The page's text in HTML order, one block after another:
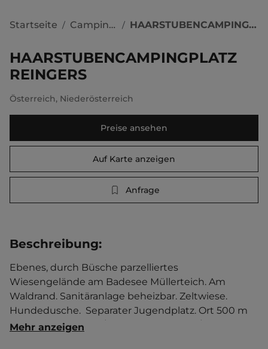
Startseite / Campingplätze / HAARSTUBENCAMPINGPLATZ REINGERS
HAARSTUBENCAMPINGPLATZ
REINGERS
Österreich, Niederösterreich
Preise ansehen
Auf Karte anzeigen
Anfrage
Beschreibung:
Ebenes, durch Büsche parzelliertes
Wiesengelände am Badesee Müllerteich. Am
Waldrand. Sanitäranlage beheizbar. Zeltwiese.
Hundedusche.  Separater Jugendplatz. Ort 500 m
entfernt. Touristen-/Dauerstellplätze 30/0.
Mehr anzeigen